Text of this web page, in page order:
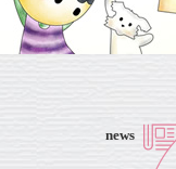
news